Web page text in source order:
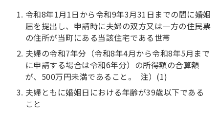
令和8年1月1日から令和9年3月31日までの間に婚姻
届を提出し、申請時に夫婦の双方又は一方の住民票
の住所が当町にある当該住宅である世帯
夫婦の令和7年分（令和8年4月から令和8年5月まで
に申請する場合は令和6年分）の所得額の合算額
が、500万円未満であること。 注）(1)
夫婦ともに婚姻日における年齢が39歳以下である
こと